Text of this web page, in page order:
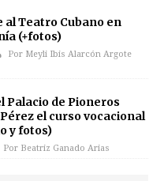
al Teatro Cubano en
(+fotos)
Por Meyli Ibis Alarcón Argote
Palacio de Pioneros
el curso vocacional
y fotos)
Por Beatriz Ganado Arias